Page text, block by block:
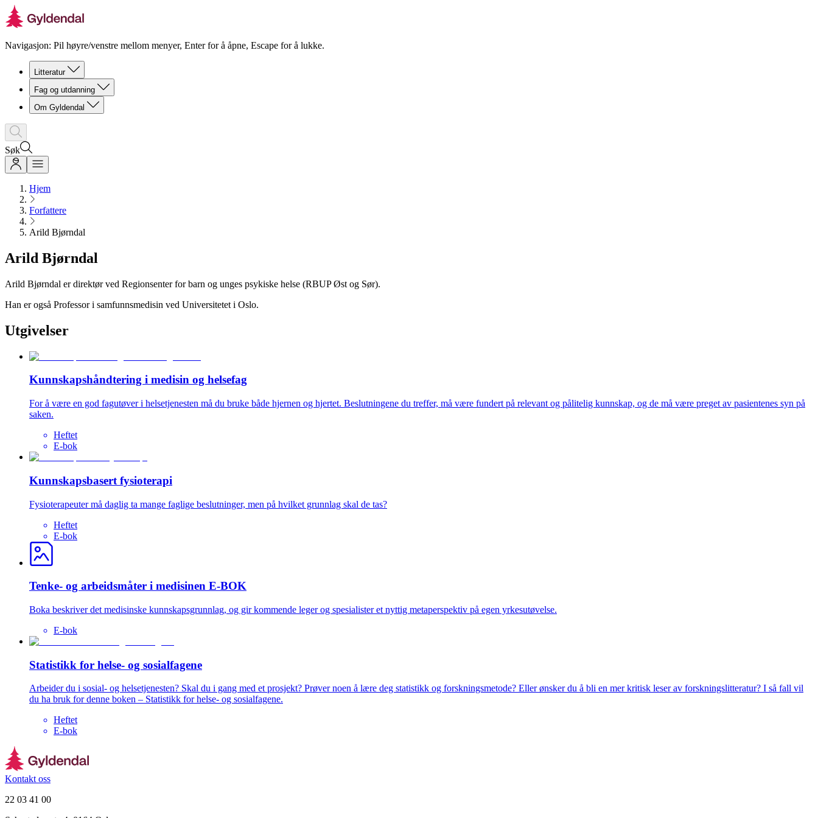
Navigasjon: Pil høyre/venstre mellom menyer, Enter for å åpne, Escape for å lukke.
Litteratur
Fag og utdanning
Om Gyldendal
Søk
Hjem
Forfattere
Arild Bjørndal
Arild Bjørndal
Arild Bjørndal er direktør ved Regionsenter for barn og unges psykiske helse (RBUP Øst og Sør).
Han er også Professor i samfunnsmedisin ved Universitetet i Oslo.
Utgivelser
Kunnskapshåndtering i medisin og helsefag
For å være en god fagutøver i helsetjenesten må du bruke både hjernen og hjertet. Beslutningene du treffer, må være fundert på relevant og pålitelig kunnskap, og de må være preget av pasientenes syn på
saken.
Heftet
E-bok
Kunnskapsbasert fysioterapi
Fysioterapeuter må daglig ta mange faglige beslutninger, men på hvilket grunnlag skal de tas?
Heftet
E-bok
Tenke- og arbeidsmåter i medisinen E-BOK
Boka beskriver det medisinske kunnskapsgrunnlag, og gir kommende leger og spesialister et nyttig metaperspektiv på egen yrkesutøvelse.
E-bok
Statistikk for helse- og sosialfagene
Arbeider du i sosial- og helsetjenesten? Skal du i gang med et prosjekt? Prøver noen å lære deg statistikk og forskningsmetode? Eller ønsker du å bli en mer kritisk leser av forskningslitteratur? I så fall vil
du ha bruk for denne boken – Statistikk for helse- og sosialfagene.
Heftet
E-bok
Kontakt oss
22 03 41 00